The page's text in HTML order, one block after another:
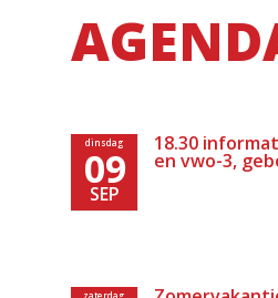
dinsdag
09
SEP
18.30
en vwo-3,
zaterdag